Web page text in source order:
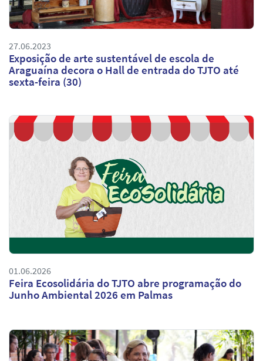
27.06.2023
Exposição de arte sustentável de escola de
Araguaína decora o Hall de entrada do TJTO até
sexta-feira (30)
01.06.2026
Feira Ecosolidária do TJTO abre programação do
Junho Ambiental 2026 em Palmas